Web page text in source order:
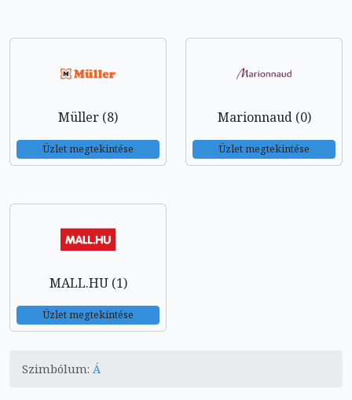
Müller (8)
Üzlet megtekintése
Marionnaud (0)
Üzlet megtekintése
MALL.HU (1)
Üzlet megtekintése
Szimbólum: Á